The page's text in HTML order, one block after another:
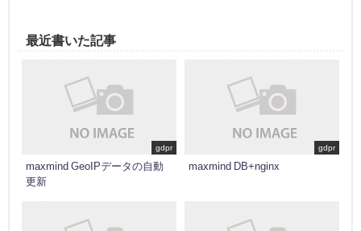
最近書いた記事
gdpr
maxmind GeoIPデータの自動
更新
gdpr
maxmind DB+nginx